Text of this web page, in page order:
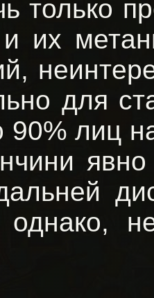
только
их
для
90% лиц
явно
однако,